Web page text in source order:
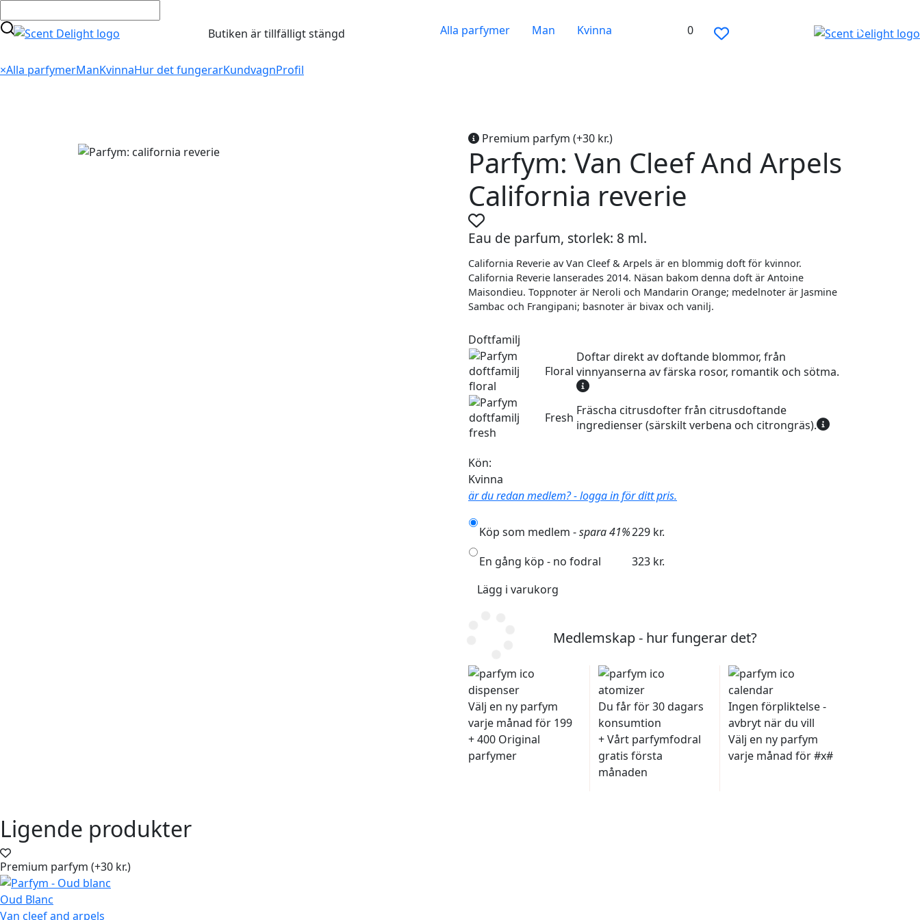
Butiken är tillfälligt stängd Alla parfymer Man Kvinna 0
×Alla parfymerManKvinnaHur det fungerarKundvagnProfil
Premium parfym (+30 kr.)
Parfym: Van Cleef And Arpels
California reverie
Eau de parfum, storlek: 8 ml.
California Reverie av Van Cleef & Arpels är en blommig doft för kvinnor.
California Reverie lanserades 2014. Näsan bakom denna doft är Antoine
Maisondieu. Toppnoter är Neroli och Mandarin Orange; medelnoter är Jasmine
Sambac och Frangipani; basnoter är bivax och vanilj.
Doftfamilj
Floral
Doftar direkt av doftande blommor, från
vinnyanserna av färska rosor, romantik och sötma.
Fresh Fräscha citrusdofter från citrusdoftande
ingredienser (särskilt verbena och citrongräs).
Kön:
Kvinna
är du redan medlem? - logga in för ditt pris.
Köp som medlem -spara 41%229 kr.
En gång köp - no fodral
323 kr.
Lägg i varukorg
Medlemskap - hur fungerar det?
Välj en ny parfym
varje månad för 199
+ 400 Original
parfymer
Du får för 30 dagars
konsumtion
+ Vårt parfymfodral
gratis första
månaden
Ingen förpliktelse -
avbryt när du vill
Välj en ny parfym
varje månad för #x#
Ligende produkter
Premium parfym (+30 kr.)
Oud Blanc
Van cleef and arpels